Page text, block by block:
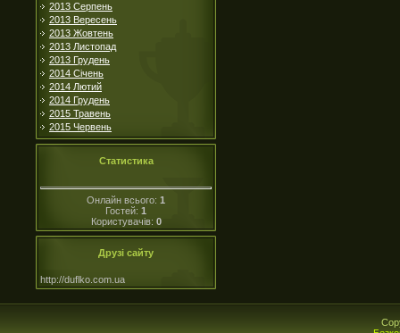
2013 Серпень
2013 Вересень
2013 Жовтень
2013 Листопад
2013 Грудень
2014 Січень
2014 Лютий
2014 Грудень
2015 Травень
2015 Червень
Статистика
Онлайн всього: 1
Гостей: 1
Користувачів: 0
Друзі сайту
http://duflko.com.ua